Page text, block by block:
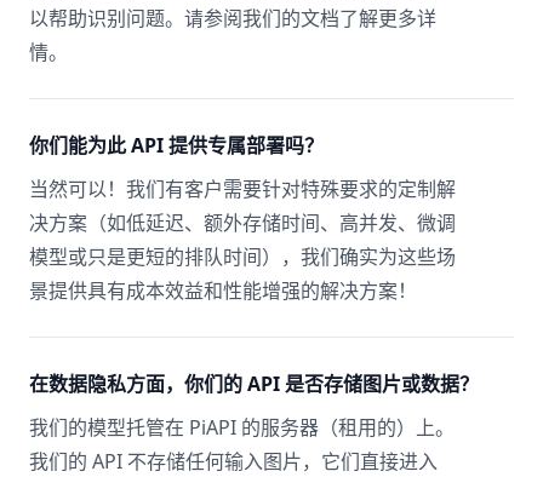
以帮助识别问题。请参阅我们的文档了解更多详
情。
你们能为此 API 提供专属部署吗？
当然可以！我们有客户需要针对特殊要求的定制解
决方案（如低延迟、额外存储时间、高并发、微调
模型或只是更短的排队时间），我们确实为这些场
景提供具有成本效益和性能增强的解决方案！
在数据隐私方面，你们的 API 是否存储图片或数据？
我们的模型托管在 PiAPI 的服务器（租用的）上。
我们的 API 不存储任何输入图片，它们直接进入